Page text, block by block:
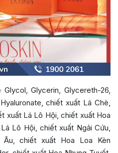
Glycerin, Glycereth-26,
chiết xuất Lá Chè,
xuất Lá Lô Hội, chiết xuất Hoa
Lô Hội, chiết xuất Ngải Cứu,
chiết xuất Hoa Loa Kèn